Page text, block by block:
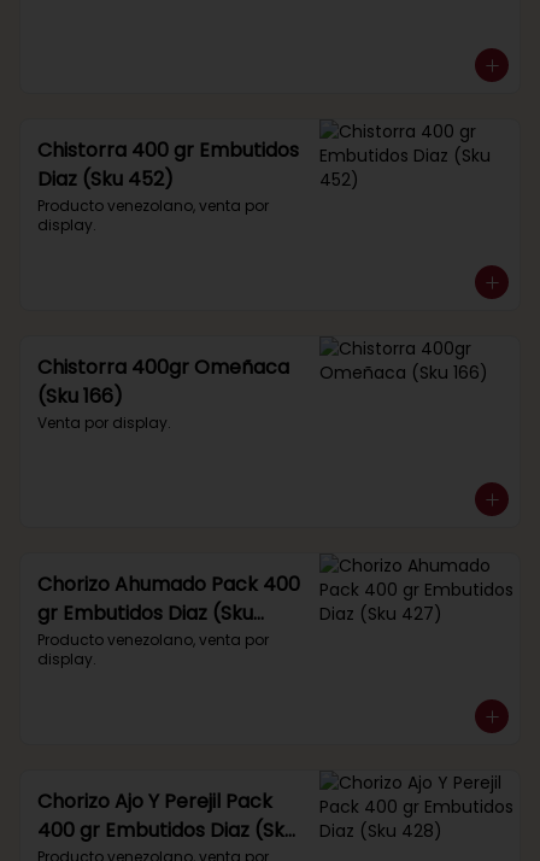
Chistorra 400 gr Embutidos
Diaz (Sku 452)
Producto venezolano, venta por
display.
Chistorra 400gr Omeñaca
(Sku 166)
Venta por display.
Chorizo Ahumado Pack 400
gr Embutidos Diaz (Sku
427)
Producto venezolano, venta por
display.
Chorizo Ajo Y Perejil Pack
400 gr Embutidos Diaz (Sku
Producto venezolano, venta por